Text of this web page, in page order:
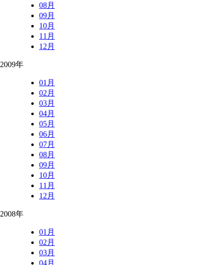
08月
09月
10月
11月
12月
2009年
01月
02月
03月
04月
05月
06月
07月
08月
09月
10月
11月
12月
2008年
01月
02月
03月
04月